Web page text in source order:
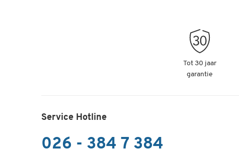
Tot 30 jaar
garantie
Service Hotline
026 - 384 7 384